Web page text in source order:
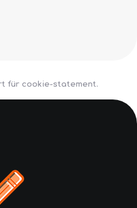
für cookie-statement.